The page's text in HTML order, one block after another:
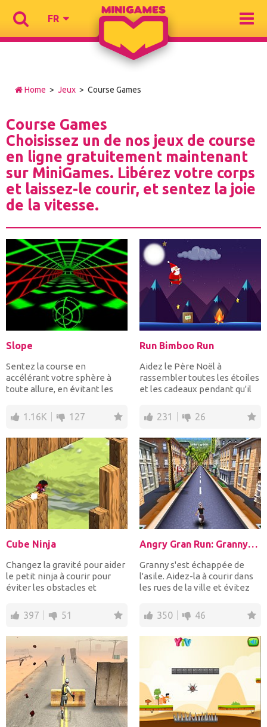
FR
Home > Jeux > Course Games
Course Games
Choisissez un de nos jeux de course
en ligne gratuitement maintenant
sur MiniGames. Libérez votre corps
et laissez-le courir, et sentez la joie
de la vitesse.
Slope
Sentez la course en
accélérant votre sphère à
toute allure, en évitant les
1.16K 127
Run Bimboo Run
Aidez le Père Noël à
rassembler toutes les étoiles
et les cadeaux pendant qu'il
231 26
Cube Ninja
Changez la gravité pour aider
le petit ninja à courir pour
éviter les obstacles et
397 51
Angry Gran Run: Grannywood
Granny s'est échappée de
l'asile. Aidez-la à courir dans
les rues de la ville et évitez
350 46